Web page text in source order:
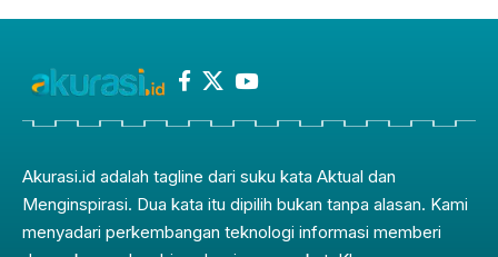
Akurasi.id adalah tagline dari suku kata Aktual dan
Menginspirasi. Dua kata itu dipilih bukan tanpa alasan. Kami
menyadari perkembangan teknologi informasi memberi